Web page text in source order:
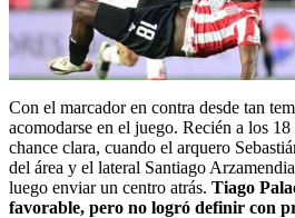
Con el marcador en contra desde tan
acomodarse en el juego. Recién a los
chance clara, cuando el arquero
del área y el lateral Santiago
luego enviar un centro atrás. Tiago
favorable, pero no logró definir con